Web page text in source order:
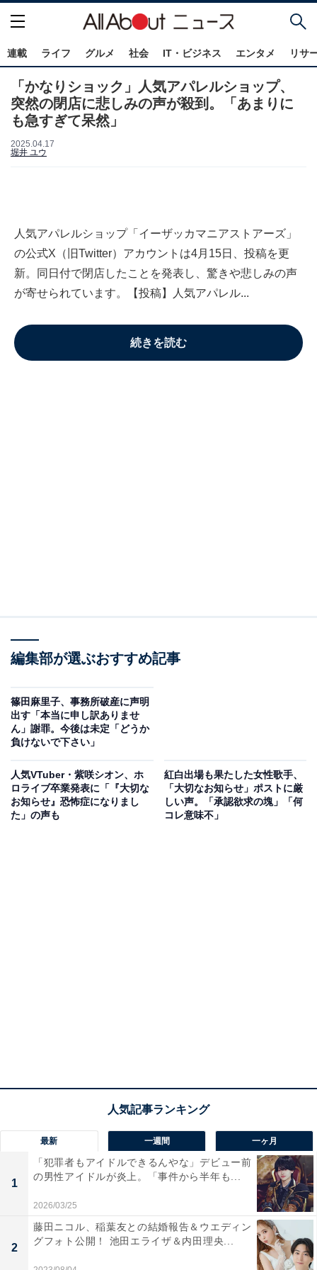
連載 ライフ グルメ 社会 IT・ビジネス エンタメ リサ
「かなりショック」人気アパレルショップ、
突然の閉店に悲しみの声が殺到。「あまりに
も急すぎて呆然」
2025.04.17
堀井 ユウ
人気アパレルショップ「イーザッカマニアストアーズ」
の公式X（旧Twitter）アカウントは4月15日、投稿を更
新。同日付で閉店したことを発表し、驚きや悲しみの声
が寄せられています。【投稿】人気アパレル...
続きを読む
編集部が選ぶおすすめ記事
篠田麻里子、事務所破産に声明
出す「本当に申し訳ありませ
ん」謝罪。今後は未定「どうか
負けないで下さい」
人気VTuber・紫咲シオン、ホ
ロライブ卒業発表に「『大切な
お知らせ』恐怖症になりまし
た」の声も
紅白出場も果たした女性歌手、
「大切なお知らせ」ポストに厳
しい声。「承認欲求の塊」「何
コレ意味不」
最新 一週間 一ヶ月
1
「犯罪者もアイドルできるんやな」デビュー前
の男性アイドルが炎上。「事件から半年も...
2026/03/25
2
藤田ニコル、稲葉友との結婚報告＆ウエディン
グフォト公開！ 池田エライザ＆内田理央...